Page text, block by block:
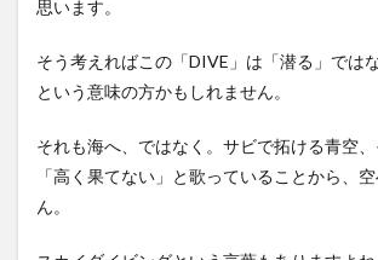
思います。
そう考えればこの「DIVE」は「潜る」では
という意味の方かもしれません。
それも海へ、ではなく。サビで拓ける青空
「高く果てない」と歌っていることから、
ん。